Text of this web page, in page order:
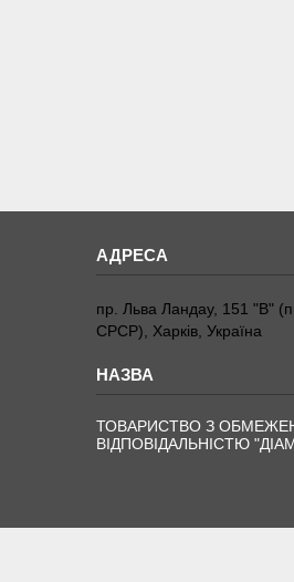
пр. Льва Ландау, 151 "В"
СРСР), Харків, Україна
ТОВАРИСТВО З
ВІДПОВІДАЛЬНІСТЮ